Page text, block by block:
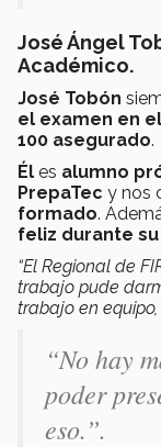
José Ángel
Académico.
José Tobón
el examen en
100 asegurado.
Él es alumno
PrepaTec y nos
formado.
feliz durante
“El Regional de
trabajo pude
trabajo en
“No hay
poder
eso.”.